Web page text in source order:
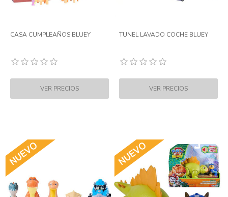
CASA CUMPLEAÑOS BLUEY TUNEL LAVADO COCHE BLUEY